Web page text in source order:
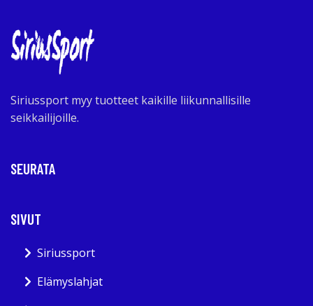
Siriussport myy tuotteet kaikille liikunnallisille
seikkailijoille.
SEURATA
SIVUT
Siriussport
Elämyslahjat